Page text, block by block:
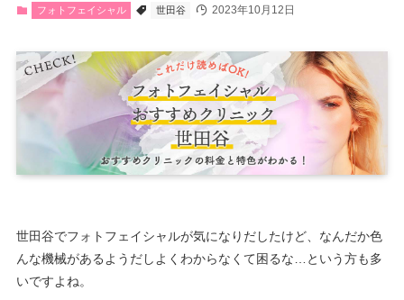
フォトフェイシャル 世田谷 2023年10月12日
世田谷でフォトフェイシャルが気になりだしたけど、なんだか色
んな機械があるようだしよくわからなくて困るな…という方も多
いですよね。